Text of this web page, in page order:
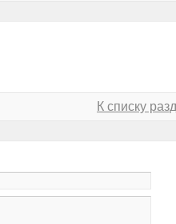
К списку